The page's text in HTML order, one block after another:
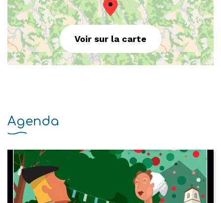
Voir sur la carte
Agenda